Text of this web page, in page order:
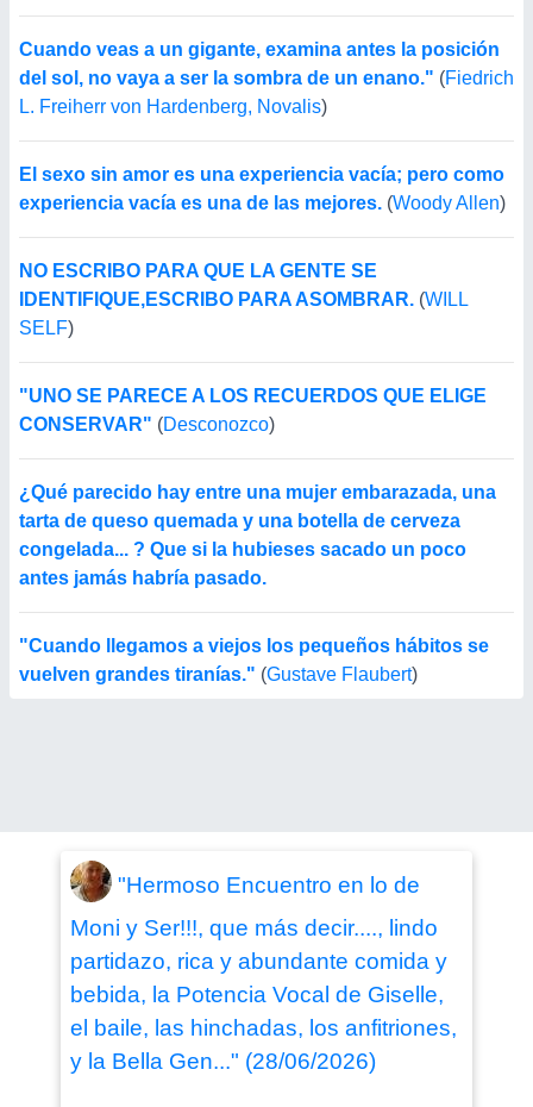
Cuando veas a un gigante, examina antes la posición
del sol, no vaya a ser la sombra de un enano." (Fiedrich
L. Freiherr von Hardenberg, Novalis)
El sexo sin amor es una experiencia vacía; pero como
experiencia vacía es una de las mejores. (Woody Allen)
NO ESCRIBO PARA QUE LA GENTE SE
IDENTIFIQUE,ESCRIBO PARA ASOMBRAR. (WILL
SELF)
"UNO SE PARECE A LOS RECUERDOS QUE ELIGE
CONSERVAR" (Desconozco)
¿Qué parecido hay entre una mujer embarazada, una
tarta de queso quemada y una botella de cerveza
congelada... ? Que si la hubieses sacado un poco
antes jamás habría pasado.
"Cuando llegamos a viejos los pequeños hábitos se
vuelven grandes tiranías." (Gustave Flaubert)
"Hermoso Encuentro en lo de
Moni y Ser!!!, que más decir...., lindo
partidazo, rica y abundante comida y
bebida, la Potencia Vocal de Giselle,
el baile, las hinchadas, los anfitriones,
y la Bella Gen..." (28/06/2026)